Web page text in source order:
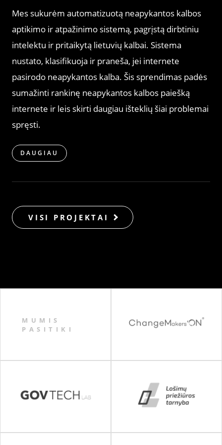
Mes sukurėm automatizuotą neapykantos kalbos
aptikimo ir atpažinimo sistemą, pagrįstą dirbtiniu
intelektu ir pritaikytą lietuvių kalbai. Sistema
nustato, klasifikuoja ir praneša, jei internete
pasirodo neapykantos kalba. Šis sprendimas padės
sumažinti rankinę neapykantos kalbos paiešką
internete ir leis skirti daugiau išteklių šiai problemai
spręsti.
DAUGIAU
VISI PROJEKTAI
MUMIS
PASITIKI